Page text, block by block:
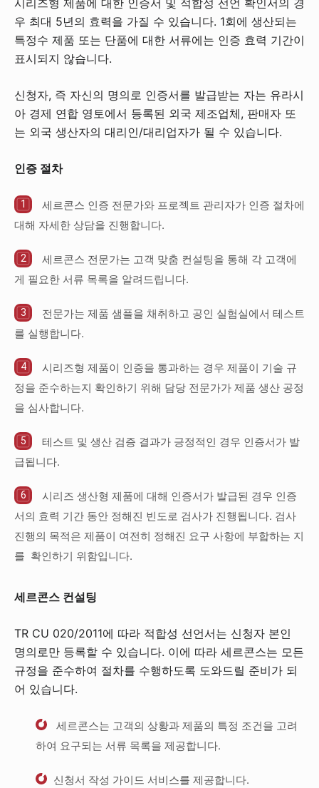
시리즈형 제품에 대한 인증서 및 적합성 선언 확인서의 경
우 최대 5년의 효력을 가질 수 있습니다. 1회에 생산되는
특정수 제품 또는 단품에 대한 서류에는 인증 효력 기간이
표시되지 않습니다.
신청자, 즉 자신의 명의로 인증서를 발급받는 자는 유라시
아 경제 연합 영토에서 등록된 외국 제조업체, 판매자 또
는 외국 생산자의 대리인/대리업자가 될 수 있습니다.
인증 절차
세르콘스 인증 전문가와 프로젝트 관리자가 인증 절차에
대해 자세한 상담을 진행합니다.
세르콘스 전문가는 고객 맞춤 컨설팅을 통해 각 고객에
게 필요한 서류 목록을 알려드립니다.
전문가는 제품 샘플을 채취하고 공인 실험실에서 테스트
를 실행합니다.
시리즈형 제품이 인증을 통과하는 경우 제품이 기술 규
정을 준수하는지 확인하기 위해 담당 전문가가 제품 생산 공정
을 심사합니다.
테스트 및 생산 검증 결과가 긍정적인 경우 인증서가 발
급됩니다.
시리즈 생산형 제품에 대해 인증서가 발급된 경우 인증
서의 효력 기간 동안 정해진 빈도로 검사가 진행됩니다. 검사
진행의 목적은 제품이 여전히 정해진 요구 사항에 부합하는 지
를 확인하기 위함입니다.
세르콘스 컨설팅
TR CU 020/2011에 따라 적합성 선언서는 신청자 본인
명의로만 등록할 수 있습니다. 이에 따라 세르콘스는 모든
규정을 준수하여 절차를 수행하도록 도와드릴 준비가 되
어 있습니다.
세르콘스는 고객의 상황과 제품의 특정 조건을 고려
하여 요구되는 서류 목록을 제공합니다.
신청서 작성 가이드 서비스를 제공합니다.